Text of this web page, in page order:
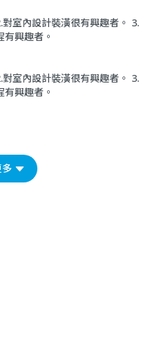
室內設計裝潢很有興趣者。 3.
興趣者。
室內設計裝潢很有興趣者。 3.
興趣者。